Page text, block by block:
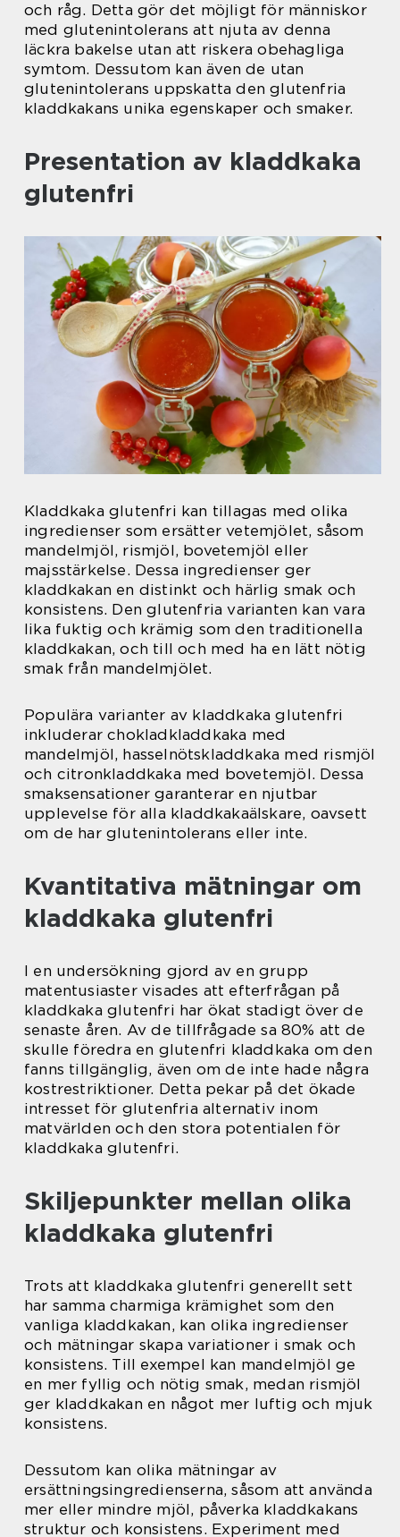
och råg. Detta gör det möjligt för människor
med glutenintolerans att njuta av denna
läckra bakelse utan att riskera obehagliga
symtom. Dessutom kan även de utan
glutenintolerans uppskatta den glutenfria
kladdkakans unika egenskaper och smaker.
Presentation av kladdkaka
glutenfri
Kladdkaka glutenfri kan tillagas med olika
ingredienser som ersätter vetemjölet, såsom
mandelmjöl, rismjöl, bovetemjöl eller
majsstärkelse. Dessa ingredienser ger
kladdkakan en distinkt och härlig smak och
konsistens. Den glutenfria varianten kan vara
lika fuktig och krämig som den traditionella
kladdkakan, och till och med ha en lätt nötig
smak från mandelmjölet.
Populära varianter av kladdkaka glutenfri
inkluderar chokladkladdkaka med
mandelmjöl, hasselnötskladdkaka med rismjöl
och citronkladdkaka med bovetemjöl. Dessa
smaksensationer garanterar en njutbar
upplevelse för alla kladdkakaälskare, oavsett
om de har glutenintolerans eller inte.
Kvantitativa mätningar om
kladdkaka glutenfri
I en undersökning gjord av en grupp
matentusiaster visades att efterfrågan på
kladdkaka glutenfri har ökat stadigt över de
senaste åren. Av de tillfrågade sa 80% att de
skulle föredra en glutenfri kladdkaka om den
fanns tillgänglig, även om de inte hade några
kostrestriktioner. Detta pekar på det ökade
intresset för glutenfria alternativ inom
matvärlden och den stora potentialen för
kladdkaka glutenfri.
Skiljepunkter mellan olika
kladdkaka glutenfri
Trots att kladdkaka glutenfri generellt sett
har samma charmiga krämighet som den
vanliga kladdkakan, kan olika ingredienser
och mätningar skapa variationer i smak och
konsistens. Till exempel kan mandelmjöl ge
en mer fyllig och nötig smak, medan rismjöl
ger kladdkakan en något mer luftig och mjuk
konsistens.
Dessutom kan olika mätningar av
ersättningsingredienserna, såsom att använda
mer eller mindre mjöl, påverka kladdkakans
struktur och konsistens. Experiment med